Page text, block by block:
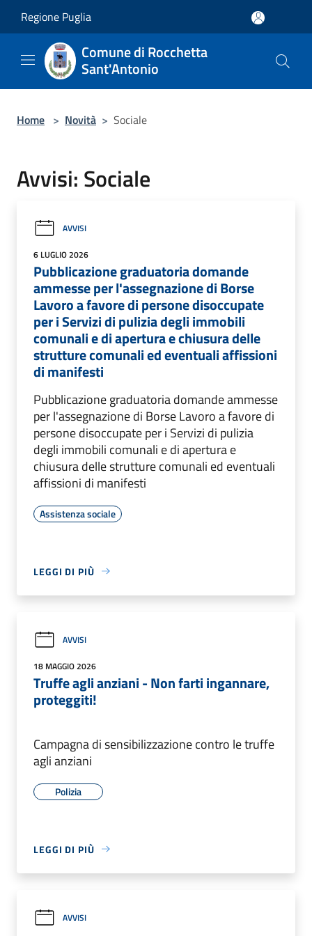
Regione Puglia
Comune di Rocchetta
Sant'Antonio
Home > Novità > Sociale
Avvisi: Sociale
AVVISI
6 LUGLIO 2026
Pubblicazione graduatoria domande
ammesse per l'assegnazione di Borse
Lavoro a favore di persone disoccupate
per i Servizi di pulizia degli immobili
comunali e di apertura e chiusura delle
strutture comunali ed eventuali affissioni
di manifesti
Pubblicazione graduatoria domande ammesse
per l'assegnazione di Borse Lavoro a favore di
persone disoccupate per i Servizi di pulizia
degli immobili comunali e di apertura e
chiusura delle strutture comunali ed eventuali
affissioni di manifesti
Assistenza sociale
LEGGI DI PIÙ
AVVISI
18 MAGGIO 2026
Truffe agli anziani - Non farti ingannare,
proteggiti!
Campagna di sensibilizzazione contro le truffe
agli anziani
Polizia
LEGGI DI PIÙ
AVVISI